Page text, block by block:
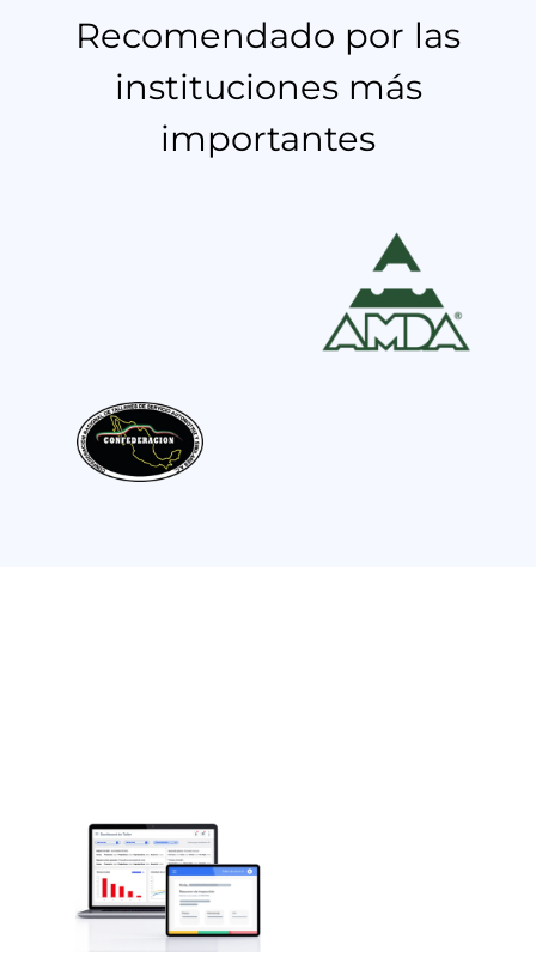
Recomendado por las
instituciones más
importantes